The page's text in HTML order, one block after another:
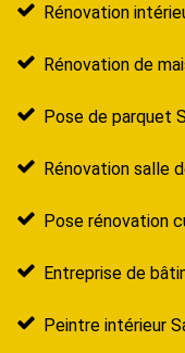
Rénovation
Rénovation de
Pose de parquet
Rénovation salle
Pose rénovation
Entreprise de
Peintre intérieur